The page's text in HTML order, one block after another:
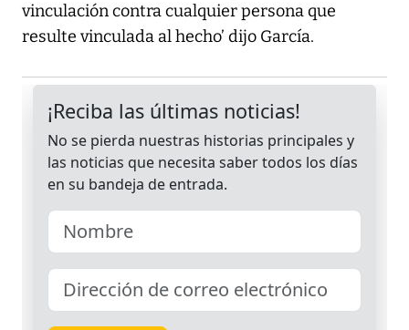
vinculación contra cualquier persona que
resulte vinculada al hecho’ dijo García.